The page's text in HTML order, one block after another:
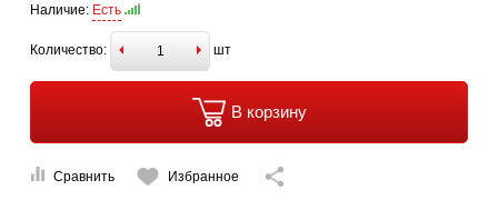
Наличие: Есть
Количество: шт
В корзину
Сравнить Избранное